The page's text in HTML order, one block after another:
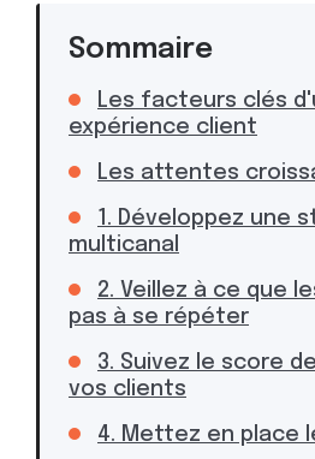
Sommaire
Les facteurs clés
expérience client
Les attentes
1. Développez une
multicanal
2. Veillez à ce que
pas à se répéter
3. Suivez le score
vos clients
4. Mettez en place